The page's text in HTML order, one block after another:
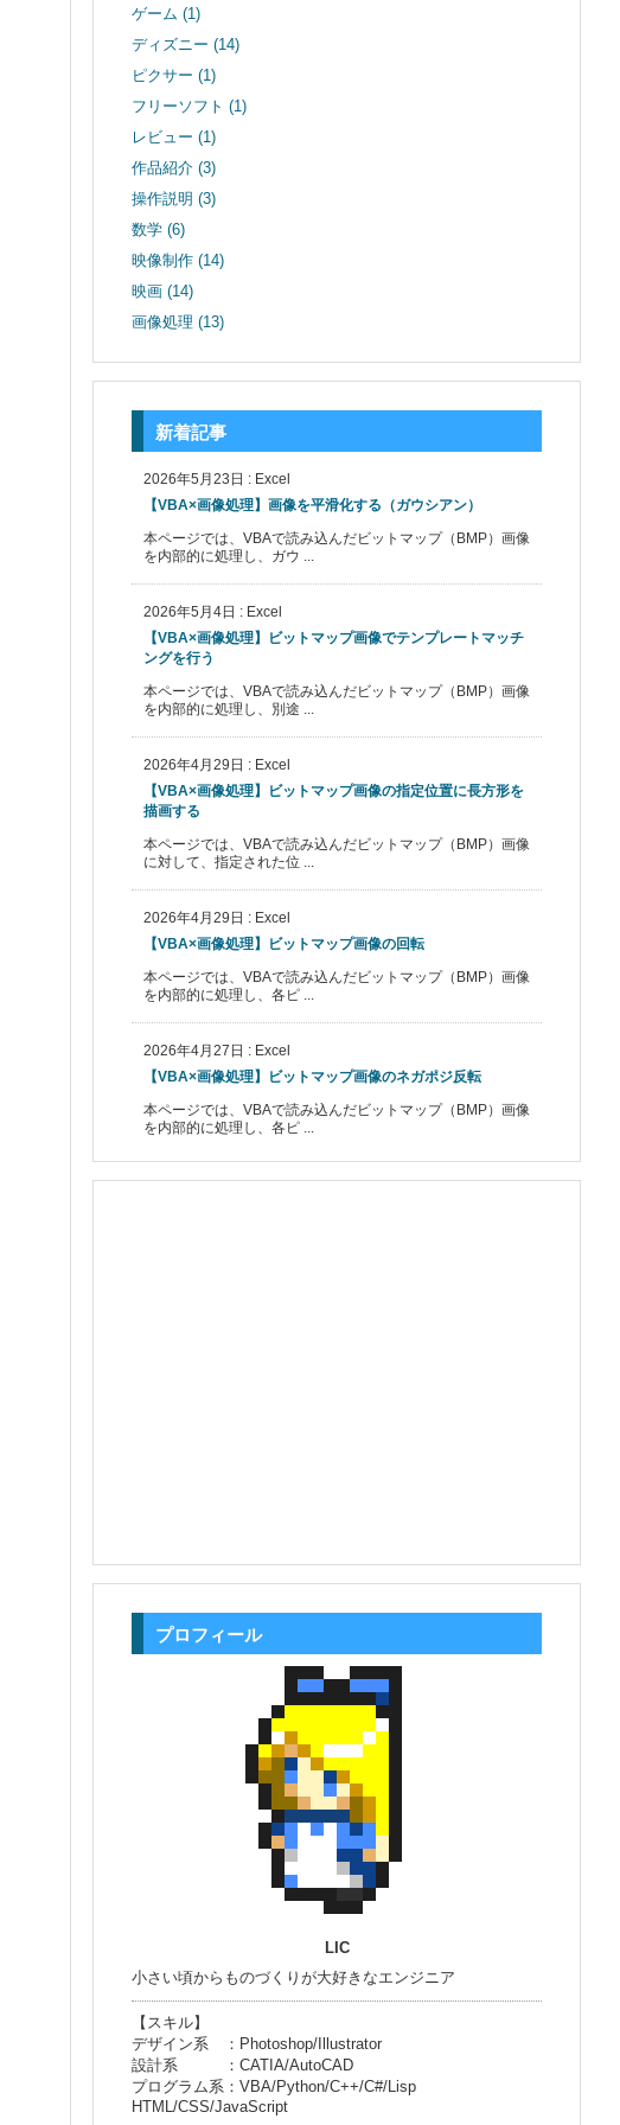
ゲーム (1)
ディズニー (14)
ピクサー (1)
フリーソフト (1)
レビュー (1)
作品紹介 (3)
操作説明 (3)
数学 (6)
映像制作 (14)
映画 (14)
画像処理 (13)
新着記事
2026年5月23日 : Excel
【VBA×画像処理】画像を平滑化する（ガウシアン）
本ページでは、VBAで読み込んだビットマップ（BMP）画像
を内部的に処理し、ガウ ...
2026年5月4日 : Excel
【VBA×画像処理】ビットマップ画像でテンプレートマッチ
ングを行う
本ページでは、VBAで読み込んだビットマップ（BMP）画像
を内部的に処理し、別途 ...
2026年4月29日 : Excel
【VBA×画像処理】ビットマップ画像の指定位置に長方形を
描画する
本ページでは、VBAで読み込んだビットマップ（BMP）画像
に対して、指定された位 ...
2026年4月29日 : Excel
【VBA×画像処理】ビットマップ画像の回転
本ページでは、VBAで読み込んだビットマップ（BMP）画像
を内部的に処理し、各ピ ...
2026年4月27日 : Excel
【VBA×画像処理】ビットマップ画像のネガポジ反転
本ページでは、VBAで読み込んだビットマップ（BMP）画像
を内部的に処理し、各ピ ...
プロフィール
LIC
小さい頃からものづくりが大好きなエンジニア
【スキル】
デザイン系 ：Photoshop/Illustrator
設計系 ：CATIA/AutoCAD
プログラム系：VBA/Python/C++/C#/Lisp
HTML/CSS/JavaScript